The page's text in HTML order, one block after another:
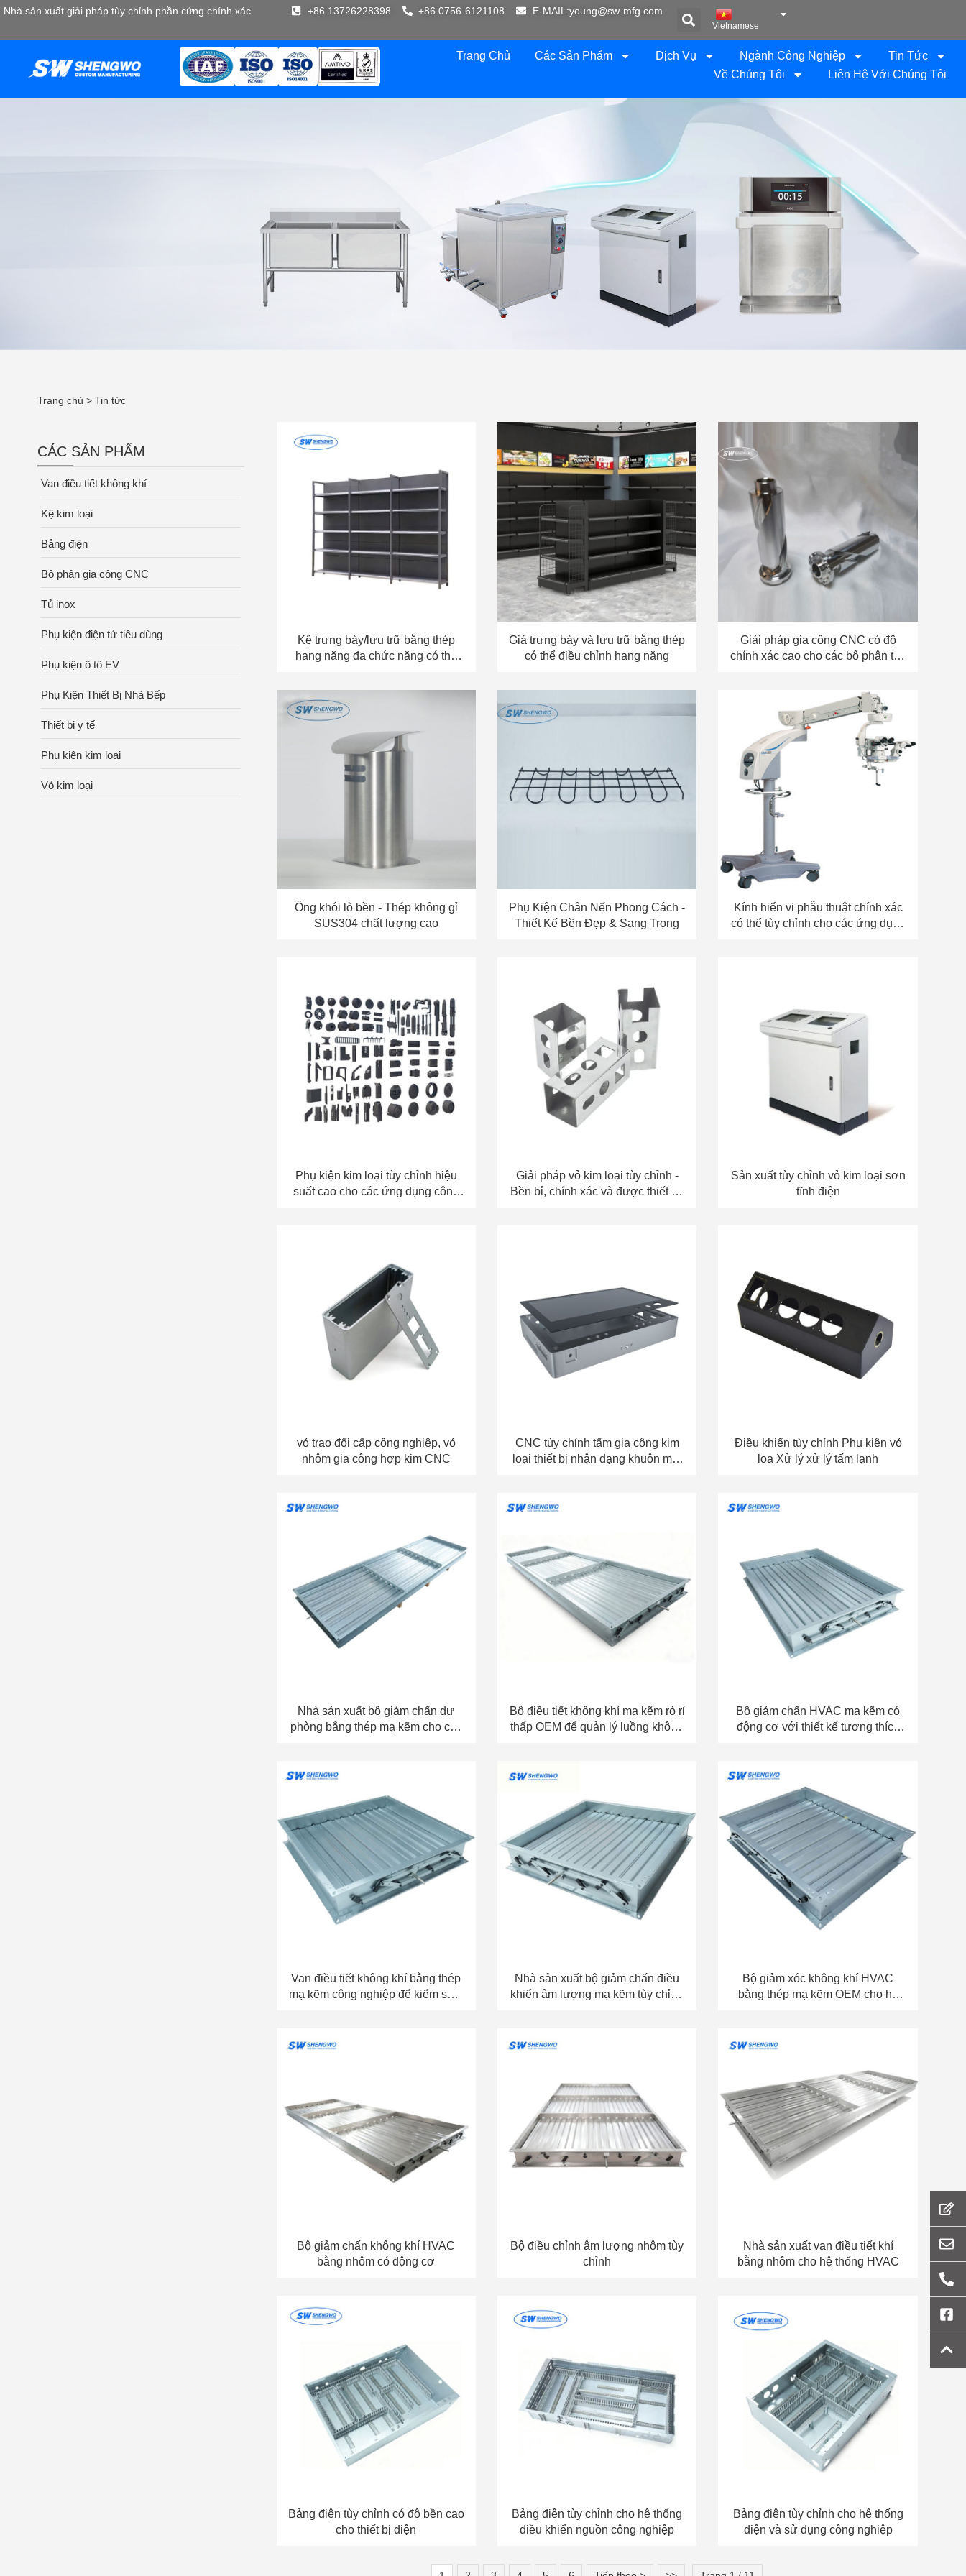
Nhà sản xuất giải pháp tùy chỉnh phần cứng chính xác +86 13726228398 +86 0756-6121108 E-MAIL:young@sw-mfg.com
Vietnamese
Trang Chủ Các Sản Phẩm Dịch Vụ Ngành Công Nghiệp
Tin Tức
Về Chúng Tôi
Liên Hệ Với Chúng Tôi
Trang chủ > Tin tức
CÁC SẢN PHẨM
Van điều tiết không khí
Kệ kim loại
Bảng điện
Bộ phận gia công CNC
Tủ inox
Phụ kiện điện tử tiêu dùng
Phụ kiện ô tô EV
Phụ Kiện Thiết Bị Nhà Bếp
Thiết bị y tế
Phụ kiện kim loại
Vỏ kim loại
Kệ trưng bày/lưu trữ bằng thép
hạng nặng đa chức năng có thể
Giá trưng bày và lưu trữ bằng thép
có thể điều chỉnh hạng nặng
Giải pháp gia công CNC có độ
chính xác cao cho các bộ phận tùy
Ống khói lò bền - Thép không gỉ
SUS304 chất lượng cao
Phụ Kiện Chân Nến Phong Cách -
Thiết Kế Bền Đẹp & Sang Trọng
Kính hiển vi phẫu thuật chính xác
có thể tùy chỉnh cho các ứng dụng
Phụ kiện kim loại tùy chỉnh hiệu
suất cao cho các ứng dụng công
Giải pháp vỏ kim loại tùy chỉnh -
Bền bỉ, chính xác và được thiết kế
Sản xuất tùy chỉnh vỏ kim loại sơn
tĩnh điện
vỏ trao đổi cấp công nghiệp, vỏ
nhôm gia công hợp kim CNC
CNC tùy chỉnh tấm gia công kim
loại thiết bị nhận dạng khuôn mặt
Điều khiển tùy chỉnh Phụ kiện vỏ
loa Xử lý xử lý tấm lạnh
Nhà sản xuất bộ giảm chấn dự
phòng bằng thép mạ kẽm cho các
Bộ điều tiết không khí mạ kẽm rò rỉ
thấp OEM để quản lý luồng không
Bộ giảm chấn HVAC mạ kẽm có
động cơ với thiết kế tương thích
Van điều tiết không khí bằng thép
mạ kẽm công nghiệp để kiểm soát
Nhà sản xuất bộ giảm chấn điều
khiển âm lượng mạ kẽm tùy chỉnh
Bộ giảm xóc không khí HVAC
bằng thép mạ kẽm OEM cho hệ
Bộ giảm chấn không khí HVAC
bằng nhôm có động cơ
Bộ điều chỉnh âm lượng nhôm tùy
chỉnh
Nhà sản xuất van điều tiết khí
bằng nhôm cho hệ thống HVAC
Bảng điện tùy chỉnh có độ bền cao
cho thiết bị điện
Bảng điện tùy chỉnh cho hệ thống
điều khiển nguồn công nghiệp
Bảng điện tùy chỉnh cho hệ thống
điện và sử dụng công nghiệp